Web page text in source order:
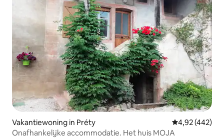
Vakantiewoning in Préty Gemiddelde
4,92 (442)
Onafhankelijke accommodatie. Het huis MOJA